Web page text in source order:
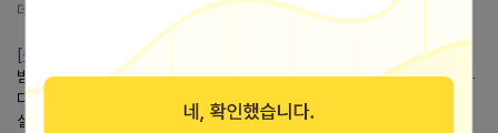
데이얌의 말랑한 웨딩
https://blog.naver.com/siniii0326
[동춘동 미용실]박승철헤어스투디오연수이마트점 PSP클리닉 후기 (....
받으러박승철헤어스투디오연수이마트점에 다녀왔어요... 3층박승철헤어스투
디오✔동춘역 2번출구 100m ✔032-818-6330 ✔매일 10:00-21... 미용
실박승철헤어스투디오연수이마트점에서 PSP클리닉 받아보시는 걸...